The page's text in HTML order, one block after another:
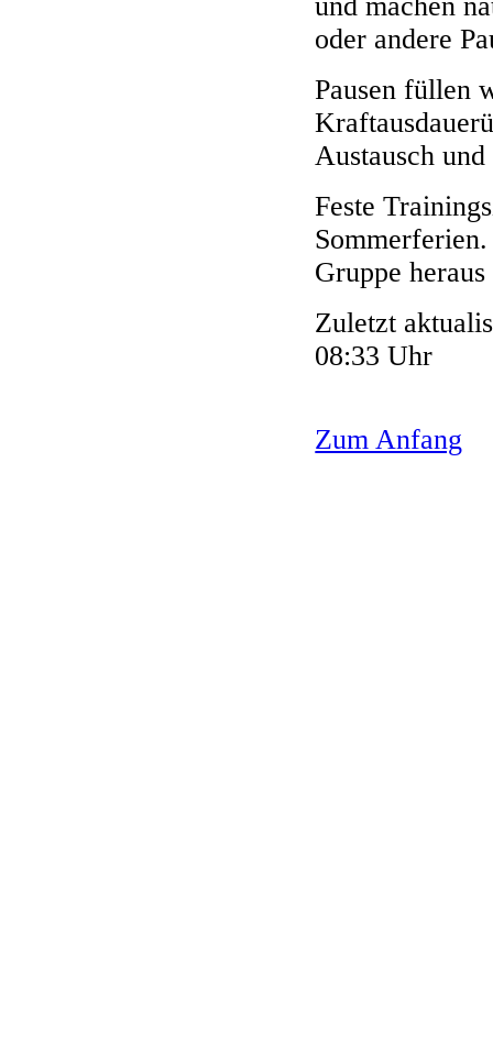
oder andere
Pausen füllen
Austausch
Feste
Gruppe
Zuletzt
08:33 Uhr
Zum Anfang